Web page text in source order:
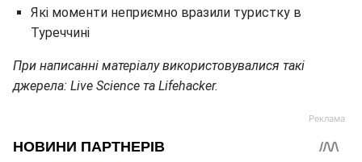
Які моменти неприємно вразили туристку в
Туреччині
При написанні матеріалу використовувалися такі
джерела: Live Science та Lifehacker.